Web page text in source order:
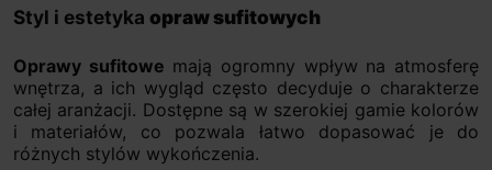
Styl i estetyka opraw sufitowych
Oprawy sufitowe mają ogromny wpływ na atmosferę
wnętrza, a ich wygląd często decyduje o charakterze
całej aranżacji. Dostępne są w szerokiej gamie kolorów
i materiałów, co pozwala łatwo dopasować je do
różnych stylów wykończenia.